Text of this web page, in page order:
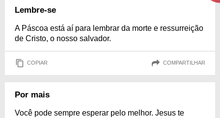
Lembre-se
A Páscoa está aí para lembrar da morte e ressurreição
de Cristo, o nosso salvador.
COPIAR COMPARTILHAR
Por mais
Você pode sempre esperar pelo melhor. Jesus te